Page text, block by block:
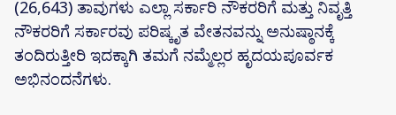
(26,643) ತಾವುಗಳು ಎಲ್ಲಾ ಸರ್ಕಾರಿ ನೌಕರರಿಗೆ ಮತ್ತು ನಿವೃತ್ತಿ
ನೌಕರರಿಗೆ ಸರ್ಕಾರವು ಪರಿಷ್ಕೃತ ವೇತನವನ್ನು ಅನುಷ್ಠಾನಕ್ಕೆ
ತಂದಿರುತ್ತೀರಿ ಇದಕ್ಕಾಗಿ ತಮಗೆ ನಮ್ಮೆಲ್ಲರ ಹೃದಯಪೂರ್ವಕ
ಅಭಿನಂದನೆಗಳು.